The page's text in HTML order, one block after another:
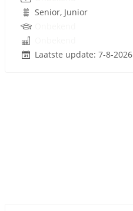
Senior, Junior
Laatste update: 7-8-2026